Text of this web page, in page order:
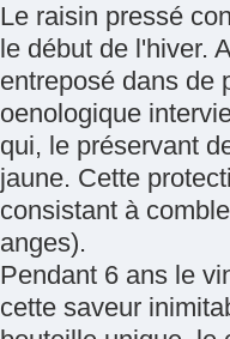
Le raisin pressé
le début de l'hiver.
entreposé dans de
oenologique
qui, le préservant
jaune. Cette
consistant à
anges).
Pendant 6 ans le
cette saveur